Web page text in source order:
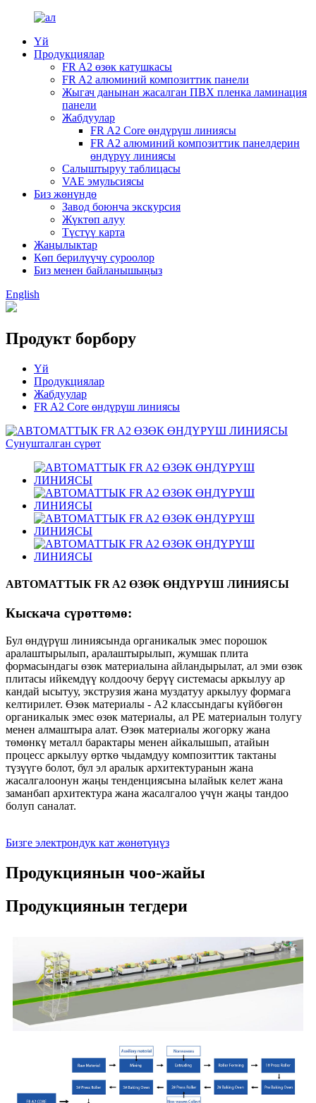
Үй
Продукциялар
FR A2 өзөк катушкасы
FR A2 алюминий композиттик панели
Жыгач данынан жасалган ПВХ пленка ламинация
панели
Жабдуулар
FR A2 Core өндүрүш линиясы
FR A2 алюминий композиттик панелдерин
өндүрүү линиясы
Салыштыруу таблицасы
VAE эмульсиясы
Биз жөнүндө
Завод боюнча экскурсия
Жүктөп алуу
Түстүү карта
Жаңылыктар
Көп берилүүчү суроолор
Биз менен байланышыңыз
English
Продукт борбору
Үй
Продукциялар
Жабдуулар
FR A2 Core өндүрүш линиясы
АВТОМАТТЫК FR A2 ӨЗӨК ӨНДҮРҮШ ЛИНИЯСЫ
Кыскача сүрөттөмө:
Бул өндүрүш линиясында органикалык эмес порошок
аралаштырылып, аралаштырылып, жумшак плита
формасындагы өзөк материалына айландырылат, ал эми өзөк
плитасы ийкемдүү колдоочу берүү системасы аркылуу ар
кандай ысытуу, экструзия жана муздатуу аркылуу формага
келтирилет. Өзөк материалы - А2 классындагы күйбөгөн
органикалык эмес өзөк материалы, ал PE материалын толугу
менен алмаштыра алат. Өзөк материалы жогорку жана
төмөнкү металл барактары менен айкалышып, атайын
процесс аркылуу өрткө чыдамдуу композиттик тактаны
түзүүгө болот, бул эл аралык архитектуранын жана
жасалгалоонун жаңы тенденциясына ылайык келет жана
заманбап архитектура жана жасалгалоо үчүн жаңы тандоо
болуп саналат.
Бизге электрондук кат жөнөтүңүз
Продукциянын чоо-жайы
Продукциянын тегдери